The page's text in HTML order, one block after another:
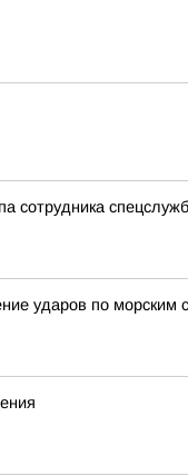
сотрудника спецслужб
ударов по морским